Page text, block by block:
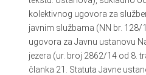
kolektivnog ugovora za
javnim službama (NN br. 128/
ugovora za Javnu ustanovu
jezera (ur. broj 2862/14 od 8.
članka 21. Statuta Javne